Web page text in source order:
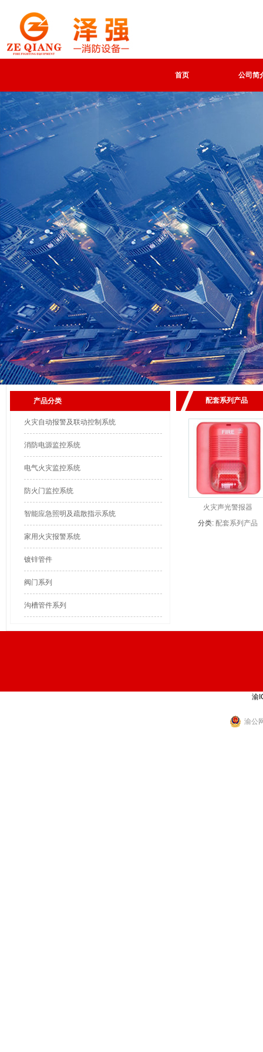
首页 公司简
产品分类
火灾自动报警及联动控制系统
消防电源监控系统
电气火灾监控系统
防火门监控系统
智能应急照明及疏散指示系统
家用火灾报警系统
镀锌管件
阀门系列
沟槽管件系列
配套系列产品
火灾声光警报器
HJ9030B
分类: 配套系列产品
渝
渝公